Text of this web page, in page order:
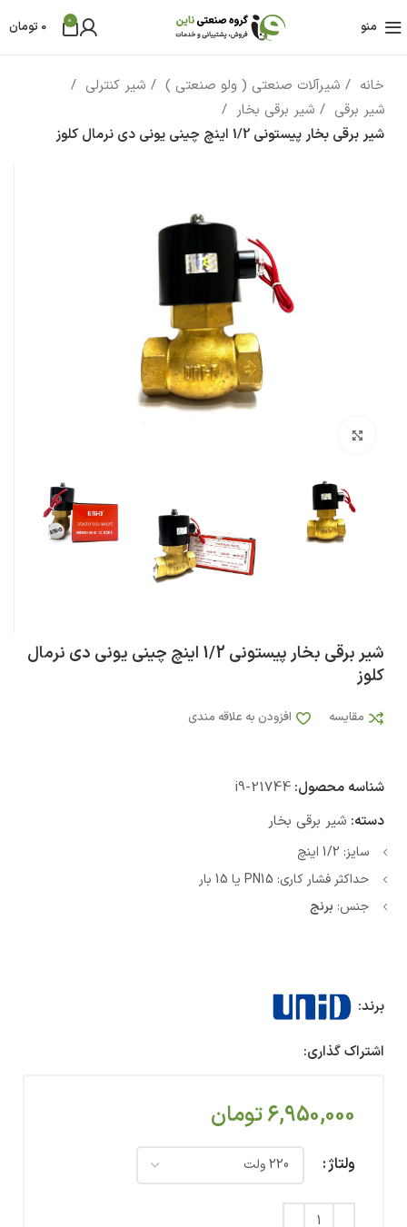
منو 0
0 تومان
خانه شیرآلات صنعتی ( ولو صنعتی )
شیر کنترلی
شیر برقی
شیر برقی بخار
شیر برقی بخار پیستونی 1/2 اینچ چینی یونی دی نرمال کلوز
شیر برقی بخار پیستونی 1/2 اینچ چینی یونی دی نرمال
کلوز
مقایسه افزودن به علاقه مندی
شناسه محصول: i9-21744
دسته: شیر برقی بخار
سایز: 1/2 اینچ
حداکثر فشار کاری: PN15 یا 15 بار
جنس: برنج
برند:
اشتراک گذاری:
6,950,000تومان
ولتاژ